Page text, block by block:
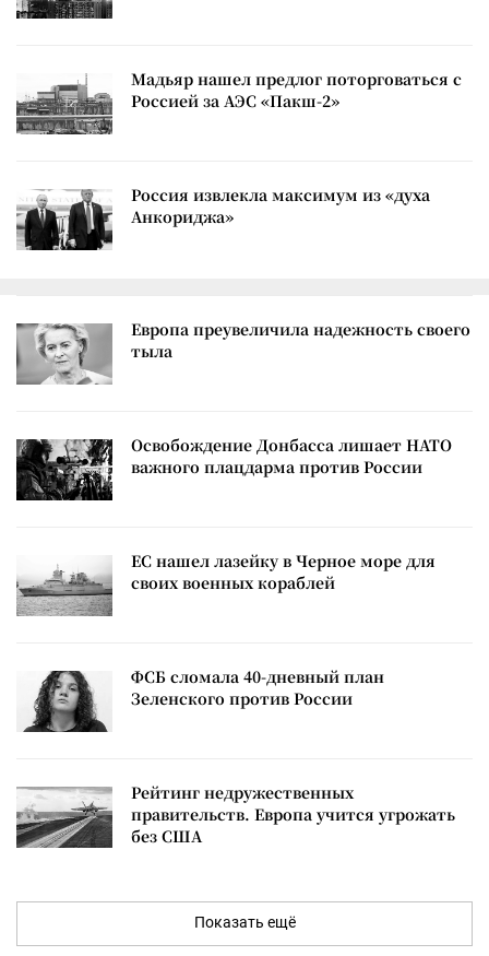
Мадьяр нашел предлог поторговаться с
Россией за АЭС «Пакш-2»
Россия извлекла максимум из «духа
Анкориджа»
Европа преувеличила надежность своего
тыла
Освобождение Донбасса лишает НАТО
важного плацдарма против России
ЕС нашел лазейку в Черное море для
своих военных кораблей
ФСБ сломала 40-дневный план
Зеленского против России
Рейтинг недружественных
правительств. Европа учится угрожать
без США
Показать ещё